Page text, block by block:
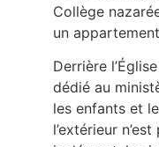
Collège
un
Derrière
dédié au
les enfants et
l’extérieur